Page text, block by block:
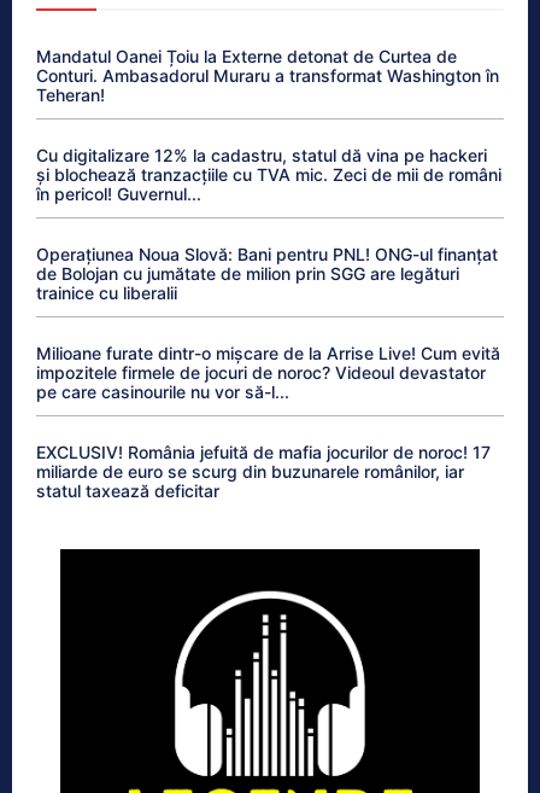
Mandatul Oanei Țoiu la Externe detonat de Curtea de
Conturi. Ambasadorul Muraru a transformat Washington în
Teheran!
Cu digitalizare 12% la cadastru, statul dă vina pe hackeri
și blochează tranzacțiile cu TVA mic. Zeci de mii de români
în pericol! Guvernul...
Operațiunea Noua Slovă: Bani pentru PNL! ONG-ul finanțat
de Bolojan cu jumătate de milion prin SGG are legături
trainice cu liberalii
Milioane furate dintr-o mișcare de la Arrise Live! Cum evită
impozitele firmele de jocuri de noroc? Videoul devastator
pe care casinourile nu vor să-l...
EXCLUSIV! România jefuită de mafia jocurilor de noroc! 17
miliarde de euro se scurg din buzunarele românilor, iar
statul taxează deficitar